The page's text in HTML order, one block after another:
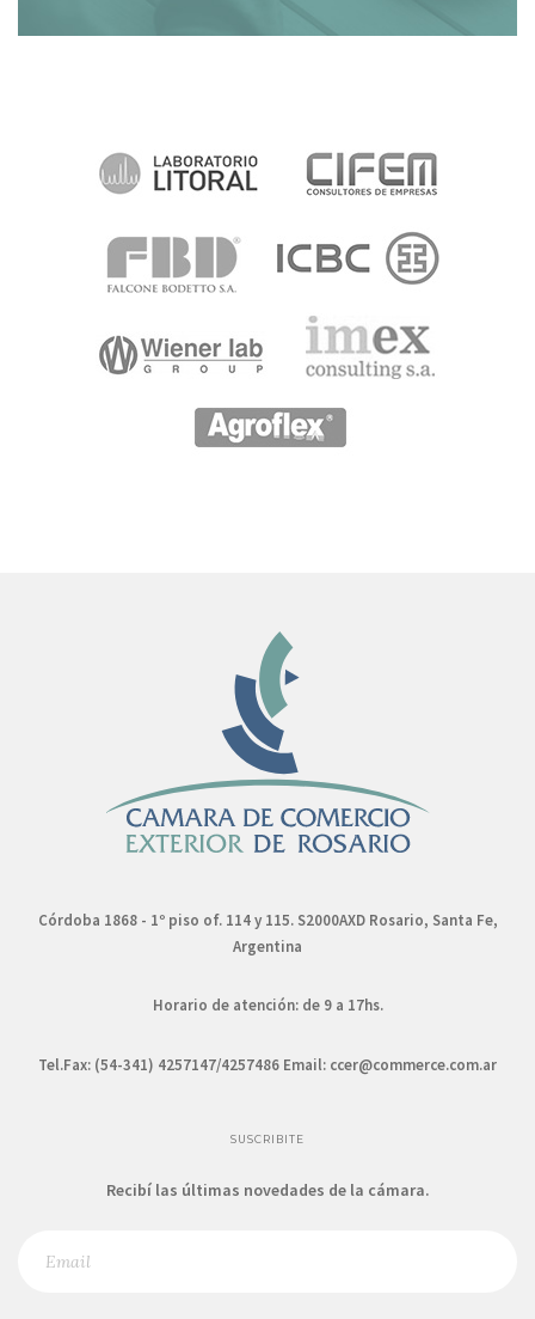
Córdoba 1868 - 1º piso of. 114 y 115. S2000AXD Rosario, Santa Fe,
Argentina
Horario de atención: de 9 a 17hs.
Tel.Fax: (54-341) 4257147/4257486 Email: ccer@commerce.com.ar
SUSCRIBITE
Recibí las últimas novedades de la cámara.